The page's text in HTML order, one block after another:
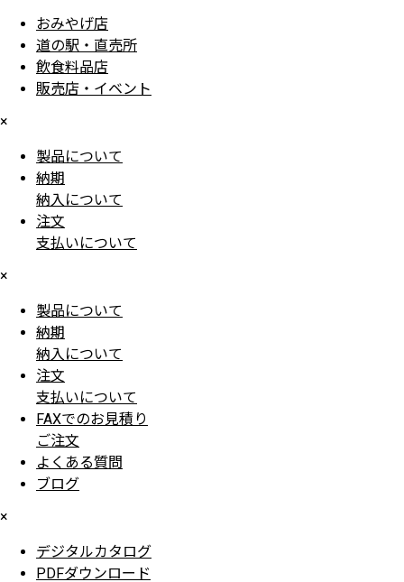
おみやげ店
道の駅・直売所
飲食料品店
販売店・イベント
×
製品について
納期
納入について
注文
支払いについて
×
製品について
納期
納入について
注文
支払いについて
FAXでのお見積り
ご注文
よくある質問
ブログ
×
デジタルカタログ
PDFダウンロード